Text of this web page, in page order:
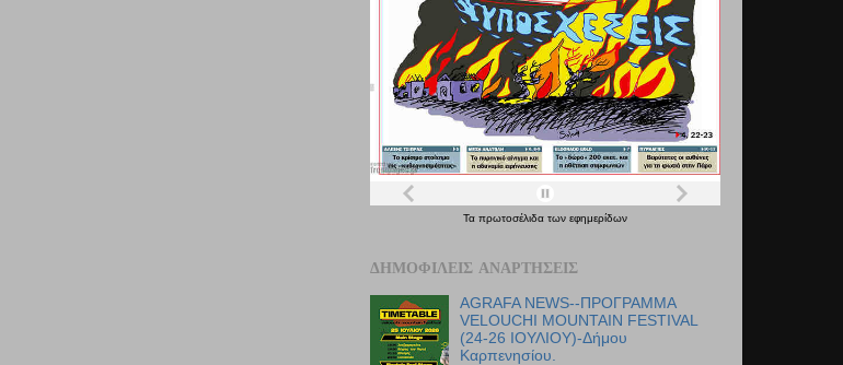
Τα πρωτοσέλιδα των εφημερίδων
ΔΗΜΟΦΙΛΕΊΣ ΑΝΑΡΤΉΣΕΙΣ
AGRAFA NEWS--ΠΡΟΓΡΑΜΜΑ
VELOUCHI MOUNTAIN FESTIVAL
(24-26 ΙΟΥΛΙΟΥ)-Δήμου
Καρπενησίου.